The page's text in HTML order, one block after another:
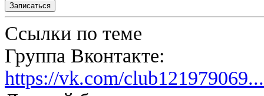
Ссылки по теме
Группа Вконтакте:
https://vk.com/club121979069...